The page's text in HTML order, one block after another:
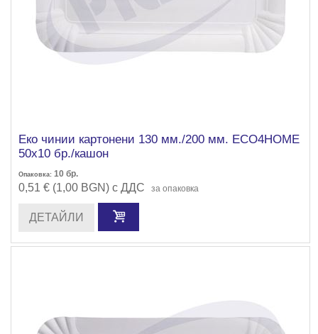
Еко чинии картонени 130 мм./200 мм. ECO4HOME
50х10 бр./кашон
Опаковка: 10 бр.
0,51 € (1,00 BGN) с ДДС за опаковка
ДЕТАЙЛИ